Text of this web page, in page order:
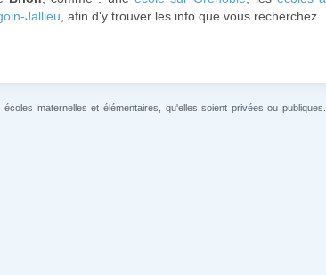
Jallieu , afin d'y trouver les info que vous recherchez.
maternelles et élémentaires, qu'elles soient privées ou publiques.